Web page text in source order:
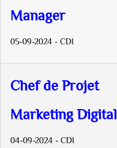
Manager
05-09-2024 - CDI
Chef de Projet
Marketing Digital
04-09-2024 - CDI